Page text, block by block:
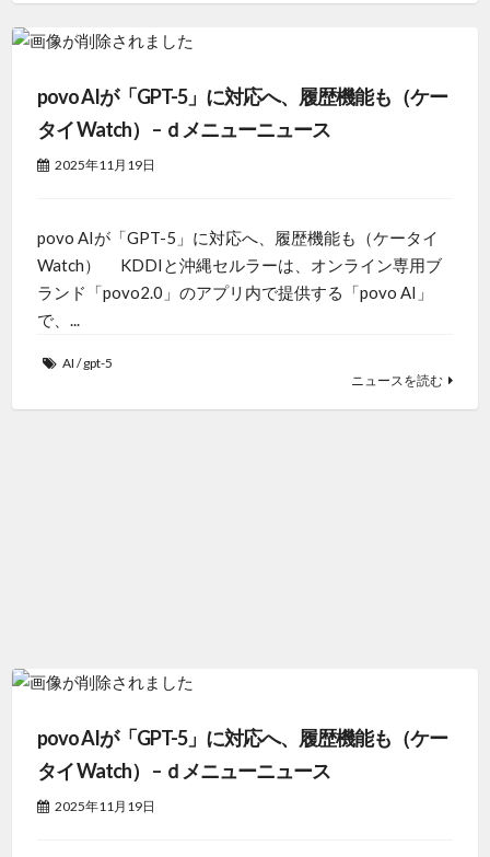
povo AIが「GPT-5」に対応へ、履歴機能も（ケー
タイ Watch） – ｄメニューニュース
2025年11月19日
povo AIが「GPT-5」に対応へ、履歴機能も（ケータイ
Watch） KDDIと沖縄セルラーは、オンライン専用ブ
ランド「povo2.0」のアプリ内で提供する「povo AI」
で、...
AI /gpt-5
ニュースを読む
povo AIが「GPT-5」に対応へ、履歴機能も（ケー
タイ Watch） – ｄメニューニュース
2025年11月19日